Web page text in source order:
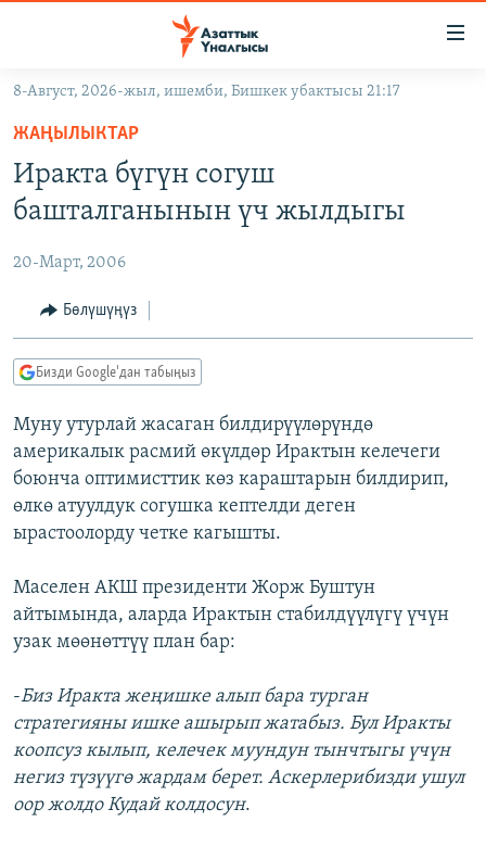
Навигацияга
өтүңүз
Издөөгө
салыңыз
КЫРГЫЗСТАН
КЫРГЫЗСТАН
ЭКОНОМИКА
МАДАНИЯТ
ДҮЙНӨ
БОРБОР АЗИЯ
АТАЙЫН ИЛИКТӨӨ
ТВ ПРОГРАММАЛАР
ЭКСПЕРТТЕР ТАЛДАЙТ
БИЗ ЖАНА ДҮЙНӨ
ДАНИСТЕ
ЭЖЕ-СИҢДИЛЕР
ЫҢГАЙСЫЗ СУРООЛОР
ӨЗГӨЧӨ ПИКИР
Русский
ОНЛАЙН ШЕРИНЕ
ЭЕ/АРнун бардык сайттары
8-Август, 2026-жыл, ишемби, Бишкек убактысы 21:17
ЖАҢЫЛЫКТАР
Иракта бүгүн согуш
башталганынын үч жылдыгы
20-Март, 2006
Бөлүшүңүз
Бизди Google'дан табыңыз
Муну утурлай жасаган билдирүүлөрүндө
америкалык расмий өкүлдөр Ирактын келечеги
боюнча оптимисттик көз караштарын билдирип,
өлкө атуулдук согушка кептелди деген
ырастоолорду четке кагышты.
Маселен АКШ президенти Жорж Буштун
айтымында, аларда Ирактын стабилдүүлүгү үчүн
узак мөөнөттүү план бар:
-Биз Иракта жеңишке алып бара турган
стратегияны ишке ашырып жатабыз. Бул Иракты
коопсуз кылып, келечек муундун тынчтыгы үчүн
негиз түзүүгө жардам берет. Аскерлерибизди ушул
оор жолдо Кудай колдосун.